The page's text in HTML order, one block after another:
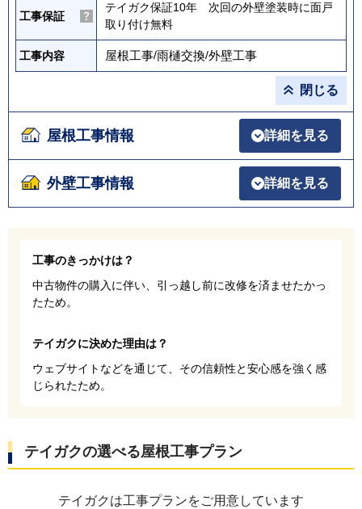
工事保証
テイガク保証10年 次回の外壁塗装時に面戸
取り付け無料
工事内容 屋根工事/雨樋交換/外壁工事
閉じる
屋根工事情報 詳細を見る
外壁工事情報 詳細を見る
工事のきっかけは？
中古物件の購入に伴い、引っ越し前に改修を済ませたかっ
たため。
テイガクに決めた理由は？
ウェブサイトなどを通じて、その信頼性と安心感を強く感
じられたため。
テイガクの選べる屋根工事プラン
テイガクは工事プランをご用意しています